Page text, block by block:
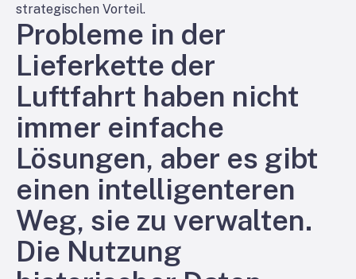
strategischen Vorteil.
Probleme in der
Lieferkette der
Luftfahrt haben nicht
immer einfache
Lösungen, aber es gibt
einen intelligenteren
Weg, sie zu verwalten.
Die Nutzung